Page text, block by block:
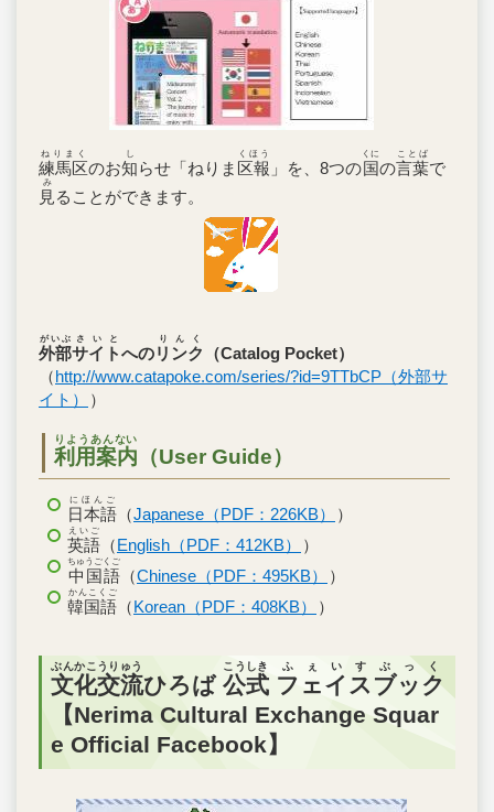
練馬区
ねりまく
のお知
し
らせ「ねりま 区報
くほう
」を、8つの国
くに
の言葉
ことば
で
見
み
ることができます。
外部
がいぶ
サイト
さいと
へのリンク
りんく
（Catalog Pocket）
（http://www.catapoke.com/series/?id=9TTbCP（外部サ
イト）
）
利用案内
りようあんない
（User Guide）
日本語
にほんご
（Japanese（PDF：226KB）
）
英語
えいご
（English（PDF：412KB）
）
中国語
ちゅうごくご
（Chinese（PDF：495KB）
）
韓国語
かんこくご
（Korean（PDF：408KB） ）
文化交流
ぶんかこうりゅう
ひろば 公式
こうしき
フェイスブック
ふぇいすぶっく
【Nerima Cultural Exchange Squar
e Official Facebook】